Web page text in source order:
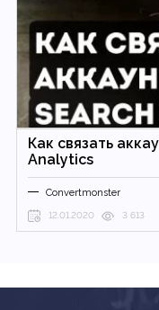
Как связать
Analytics
Convertmonster
12.01.2020 3 613